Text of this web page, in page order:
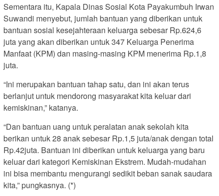
Sementara itu, Kapala Dinas Sosial Kota Payakumbuh Irwan
Suwandi menyebut, jumlah bantuan yang diberikan untuk
bantuan sosial kesejahteraan keluarga sebesar Rp.624,6
juta yang akan diberikan untuk 347 Keluarga Penerima
Manfaat (KPM) dan masing-masing KPM menerima Rp.1,8
juta.
“Ini merupakan bantuan tahap satu, dan ini akan terus
berlanjut untuk mendorong masyarakat kita keluar dari
kemiskinan,” katanya.
“Dan bantuan uang untuk peralatan anak sekolah kita
berikan untuk 28 anak sebesar Rp.1,5 juta/anak dengan total
Rp.42juta. Bantuan ini diberikan untuk keluarga yang baru
keluar dari kategori Kemiskinan Ekstrem. Mudah-mudahan
ini bisa membantu mengurangi sedikit beban sanak saudara
kita,” pungkasnya. (*)